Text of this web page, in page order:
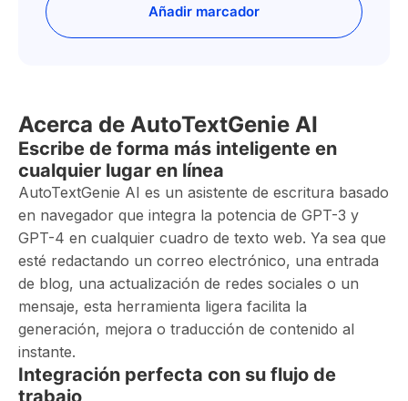
Añadir marcador
Acerca de AutoTextGenie AI
Escribe de forma más inteligente en
cualquier lugar en línea
AutoTextGenie AI es un asistente de escritura basado
en navegador que integra la potencia de GPT-3 y
GPT-4 en cualquier cuadro de texto web. Ya sea que
esté redactando un correo electrónico, una entrada
de blog, una actualización de redes sociales o un
mensaje, esta herramienta ligera facilita la
generación, mejora o traducción de contenido al
instante.
Integración perfecta con su flujo de
trabajo